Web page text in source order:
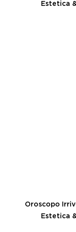
Estetica
Oroscopo
Estetica